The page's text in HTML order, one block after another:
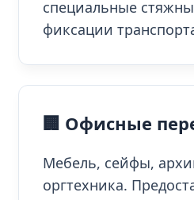
специальные
фиксации
🏢 Офисные
Мебель, сейфы,
оргтехника.